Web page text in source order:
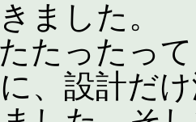
ました。
たったっ
、設計だ